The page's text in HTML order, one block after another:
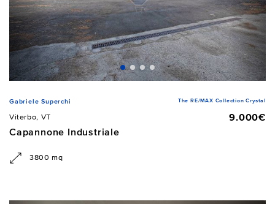
Gabriele Superchi The RE/MAX Collection Crystal
Viterbo, VT
9.000€
Capannone Industriale
3800 mq